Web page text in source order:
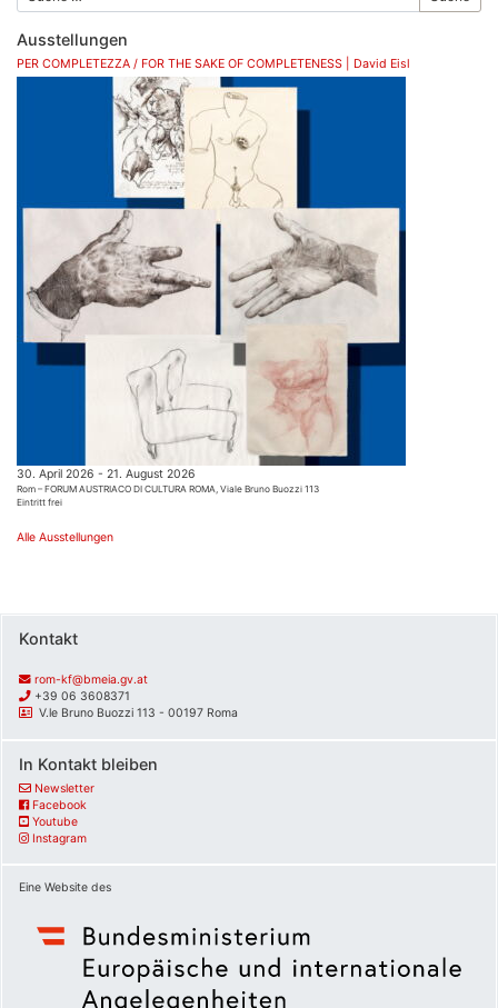
Ausstellungen
PER COMPLETEZZA / FOR THE SAKE OF COMPLETENESS | David Eisl
30. April 2026 - 21. August 2026
Rom – FORUM AUSTRIACO DI CULTURA ROMA, Viale Bruno Buozzi 113
Eintritt frei
Alle Ausstellungen
Kontakt
rom-kf@bmeia.gv.at
+39 06 3608371
V.le Bruno Buozzi 113 - 00197 Roma
In Kontakt bleiben
Newsletter
Facebook
Youtube
Instagram
Eine Website des